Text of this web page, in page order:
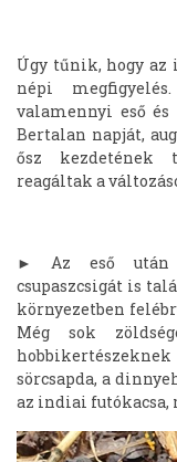
Úgy tűnik, hogy az
népi
valamennyi eső és
Bertalan napját,
ősz kezdetének
reagáltak a
► Az eső után
csupaszcsigát is
környezetben
Még sok
sörcsapda, a
az indiai futókacsa,